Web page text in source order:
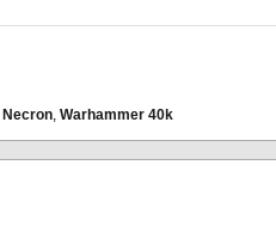
Necron, Warhammer 40k